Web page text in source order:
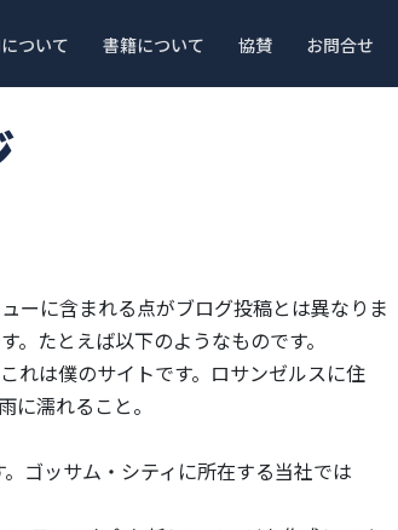
ついて 書籍について 協賛 お問合せ
ーに含まれる点がブログ投稿とは異なりま
たとえば以下のようなものです。
れは僕のサイトです。ロサンゼルスに住
濡れること。
ゴッサム・シティに所在する当社では